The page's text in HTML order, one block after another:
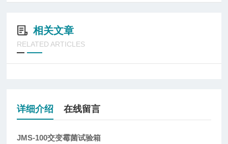
相关文章
RELATED ARTICLES
详细介绍 在线留言
JMS-100交变霉菌试验箱